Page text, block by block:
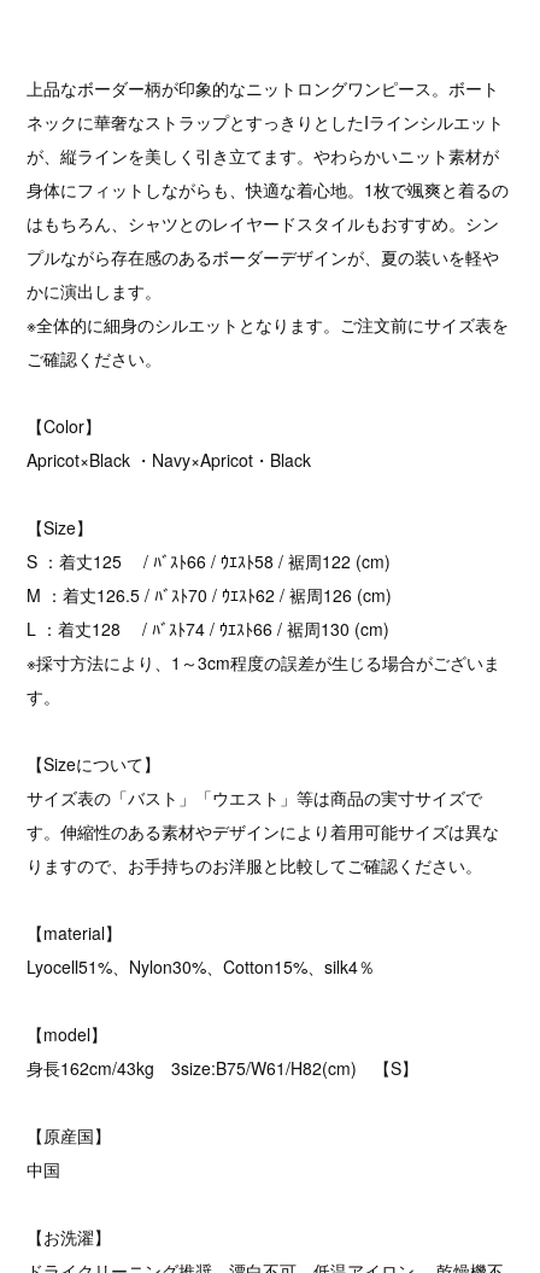
上品なボーダー柄が印象的なニットロングワンピース。ボート
ネックに華奢なストラップとすっきりとしたIラインシルエット
が、縦ラインを美しく引き立てます。やわらかいニット素材が
身体にフィットしながらも、快適な着心地。1枚で颯爽と着るの
はもちろん、シャツとのレイヤードスタイルもおすすめ。シン
プルながら存在感のあるボーダーデザインが、夏の装いを軽や
かに演出します。
※全体的に細身のシルエットとなります。ご注文前にサイズ表を
ご確認ください。
【Color】
Apricot×Black ・Navy×Apricot・Black
【Size】
S ：着丈125 / ﾊﾞｽﾄ66 / ｳｴｽﾄ58 / 裾周122 (cm)
M ：着丈126.5 / ﾊﾞｽﾄ70 / ｳｴｽﾄ62 / 裾周126 (cm)
L ：着丈128 / ﾊﾞｽﾄ74 / ｳｴｽﾄ66 / 裾周130 (cm)
※採寸方法により、1～3cm程度の誤差が生じる場合がございま
す。
【Sizeについて】
サイズ表の「バスト」「ウエスト」等は商品の実寸サイズで
す。伸縮性のある素材やデザインにより着用可能サイズは異な
りますので、お手持ちのお洋服と比較してご確認ください。
【material】
Lyocell51%、Nylon30%、Cotton15%、silk4％
【model】
身長162cm/43kg 3size:B75/W61/H82(cm) 【S】
【原産国】
中国
【お洗濯】